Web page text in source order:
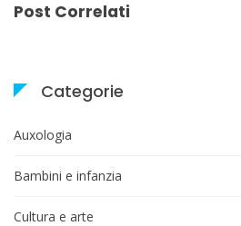
Post Correlati
Categorie
Auxologia
Bambini e infanzia
Cultura e arte